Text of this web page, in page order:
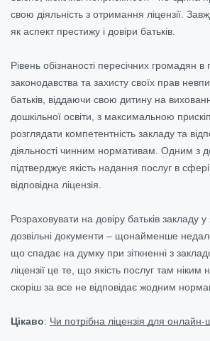
свою діяльність з отримання ліцензії.
як аспект престижу і довіри батьків.
Рівень обізнаності пересічних громадян в
законодавства та захисту своїх прав
батьків, віддаючи свою дитину на
дошкільної освіти, з максимальною
розглядати компетентність закладу та
діяльності чинним нормативам. Одним з
підтверджує якість надання послуг в
відповідна ліцензія.
Розраховувати на довіру батьків закладу у
дозвільні документи – щонайменше
що спадає на думку при зіткненні з
ліцензії це те, що якість послуг там ніким
скоріш за все не відповідає жодним
Цікаво: Чи потрібна ліцензія для